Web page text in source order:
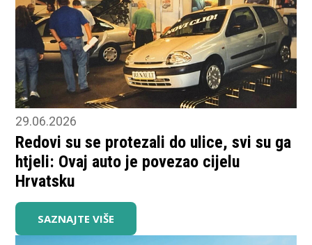
29.06.2026
Redovi su se protezali do ulice, svi su ga
htjeli: Ovaj auto je povezao cijelu
Hrvatsku
SAZNAJTE VIŠE